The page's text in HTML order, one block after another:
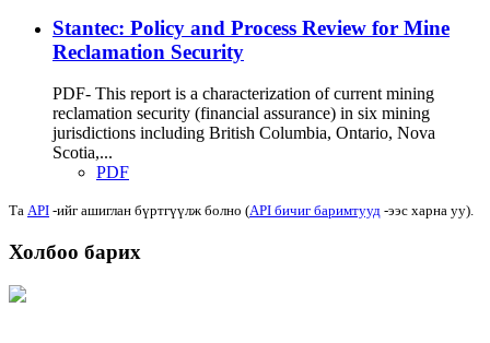
Stantec: Policy and Process Review for Mine
Reclamation Security
PDF- This report is a characterization of current mining
reclamation security (financial assurance) in six mining
jurisdictions including British Columbia, Ontario, Nova
Scotia,...
PDF
Та API -ийг ашиглан бүртгүүлж болно (API бичиг баримтууд -ээс харна уу).
Холбоо барих